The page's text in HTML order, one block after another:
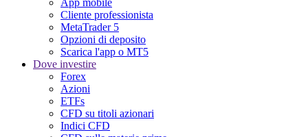
Cliente professionista
MetaTrader 5
Opzioni di deposito
Scarica l'app o MT5
Dove investire
Forex
Azioni
ETFs
CFD su titoli azionari
Indici CFD